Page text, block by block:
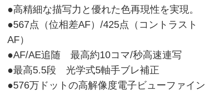
●高精細な描写力と優れた色再現性を実現。
●567点（位相差AF）/425点（コントラスト
AF）
●AF/AE追随 最高約10コマ/秒高速連写
●最高5.5段 光学式5軸手ブレ補正
●576万ドットの高解像度電子ビューファイン